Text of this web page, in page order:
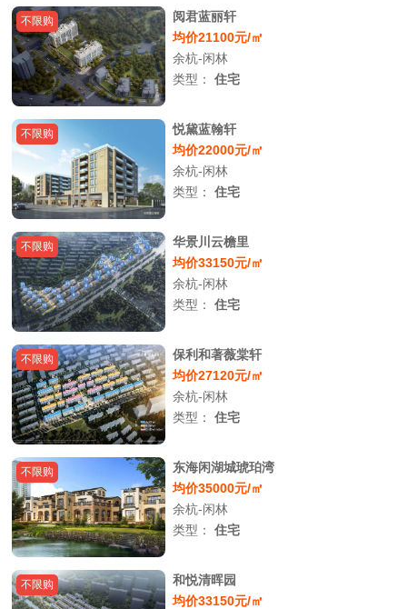
不限购
阅君蓝丽轩
均价21100元/㎡
余杭-闲林
类型：住宅
不限购
悦黛蓝翰轩
均价22000元/㎡
余杭-闲林
类型：住宅
不限购
华景川云檐里
均价33150元/㎡
余杭-闲林
类型：住宅
不限购
保利和著薇棠轩
均价27120元/㎡
余杭-闲林
类型：住宅
不限购
东海闲湖城琥珀湾
均价35000元/㎡
余杭-闲林
类型：住宅
不限购
和悦清晖园
均价33150元/㎡